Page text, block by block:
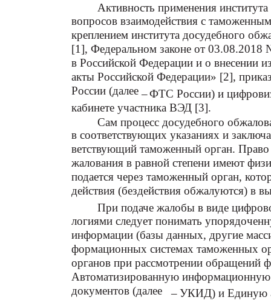
Активность применения
вопросов взаимодействия с
креплением института досудебного
[1], Федеральном законе от
в Российской Федерации и о внесении
акты Российской Федерации» [2],
России (далее –ФТС России) и
кабинете участника ВЭД [3].
Сам процесс досудебного
в соответствующих указаниях и
ветствующий таможенный орган.
жалования в равной степени имеют
подается через таможенный орган,
действия (бездействия обжалуются) в
При подаче жалобы в виде
логиями следует понимать
информации (базы данных, другие
формационных системах таможенных
органов при рассмотрении обращений
Автоматизированную информационную
документов (далее
–УКИД) и Единую